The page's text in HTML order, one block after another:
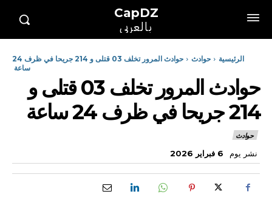
CapDZ
بالعربي
الرئيسية حوادث
حوادث المرور تخلف 03 قتلى و 214 جريحا في ظرف 24
ساعة
حوادث المرور تخلف 03 قتلى و
214 جريحا في ظرف 24 ساعة
حوادث
نشر يوم 6 فبراير 2026